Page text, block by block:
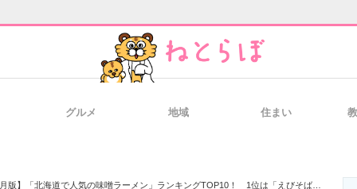
グルメ 地域 住まい
版】「北海道で人気の味噌ラーメン」ランキングTOP10！ 1位は「えびそば一幻 総本店」